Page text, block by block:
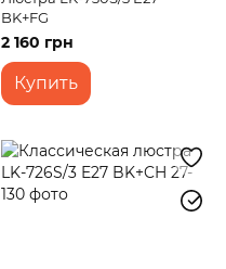
BK+FG
2 160 грн
Купить